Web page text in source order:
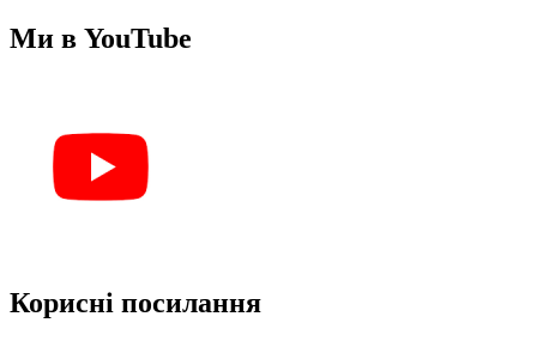
Ми в YouTube
Корисні посилання